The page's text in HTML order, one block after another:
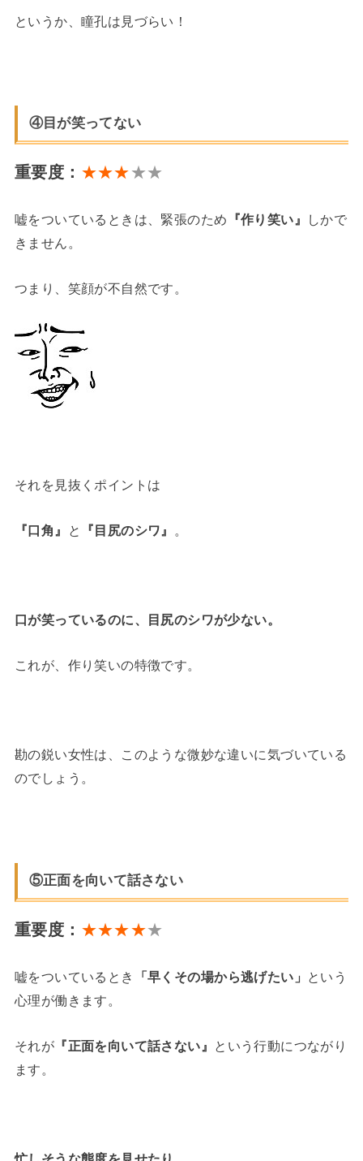
というか、瞳孔は見づらい！
④目が笑ってない
重要度： ★★★★★
嘘をついているときは、緊張のため 『作り笑い』
しかで
きません。
つまり、笑顔が不自然です。
それを見抜くポイントは
『口角』 と 『目尻のシワ』
口が笑っているのに、目尻のシワが少ない。
これが、作り笑いの特徴です。
勘の鋭い女性は、このような微妙な違いに気づいている
のでしょう。
⑤正面を向いて話さない
重要度： ★★★★★
嘘をついているとき 「早くその場から逃げたい」
という
心理が働きます。
それが 『正面を向いて話さない』
という行動につながり
ます。